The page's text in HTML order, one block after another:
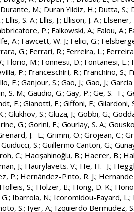
Durante, M.; Duran Yildiz, H.; Dutta, S.;
; Ellis, S. A.; Ellis, J.; Ellison, J. A.; Elsener,
P.; Falkowski, A.; Falou, A.;
A.; Fawcett, W. J.; Felici, G.;
G.; Ferrari, R.; Ferreira, L.;
; Florio, M.; Fonnesu, D.; Fontanesi, E.;
P.; Franceschini, R.; Franchino, S.;
E.; Ganjour, S.; Gao, J.; Gao, J.; Garcia
S. M.; Gaudio, G.; Gay, P.; Ge, S. -F.;
E.; Gianotti, F.; Giffoni, F.; Gilardoni,
; Glukhov, S.; Gluza, J.; Gobbi, G.;
G.; Gorini, E.; Gourlay, S. A.;
J. -L.; Grimm, O.; Grojean, C.;
Guiducci, S.; Guillermo Canton, G.;
C.; Hacışahinoğlu, B.; Haerer, B.;
J.; Haurylavets, V.; He, H. -J.;
P.; Hernández-Pinto, R. J.;
Holleis, S.; Holzer, B.; Hong, D. K.;
; Ibarrola, N.; Iconomidou-Fayard, L.;
S.; Iyer, A.; Izquierdo Bermudez, S.